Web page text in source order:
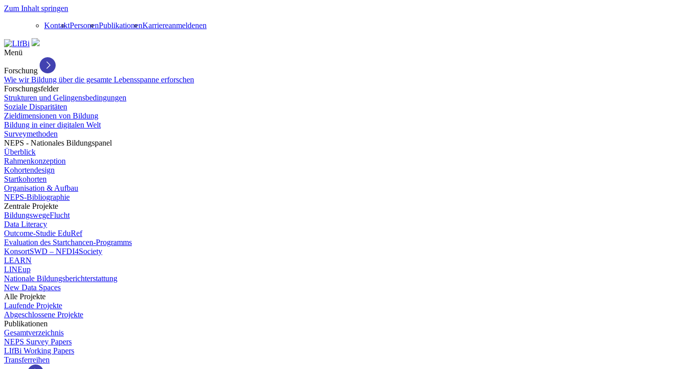
Zum Inhalt springen
KontaktPersonenPublikationenKarriereanmeldenen
Menü
Forschung
Wie wir Bildung über die gesamte Lebensspanne erforschen
Forschungsfelder
Strukturen und Gelingensbedingungen
Soziale Disparitäten
Zieldimensionen von Bildung
Bildung in einer digitalen Welt
Surveymethoden
NEPS - Nationales Bildungspanel
Überblick
Rahmenkonzeption
Kohortendesign
Startkohorten
Organisation & Aufbau
NEPS-Bibliographie
Zentrale Projekte
BildungswegeFlucht
Data Literacy
Outcome-Studie EduRef
Evaluation des Startchancen-Programms
KonsortSWD – NFDI4Society
LEARN
LINEup
Nationale Bildungsberichterstattung
New Data Spaces
Alle Projekte
Laufende Projekte
Abgeschlossene Projekte
Publikationen
Gesamtverzeichnis
NEPS Survey Papers
LIfBi Working Papers
Transferreihen